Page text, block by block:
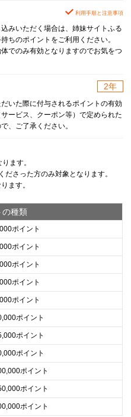
利用手順と注意事項
みいただく場合は、姉妹サイトふる
ちのポイントをご利用ください。
でのみ有効となりますのでお気をつ
2年
いた際に付与されるポイントの有効
ービス、クーポン等）で定められた
、ご了承ください。
ます。
ださった方のみ対象となります。
ます。
の種類
ポイント
ポイント
ポイント
ポイント
ポイント
ポイント
ポイント
ポイント
ポイント
ポイント
ポイント